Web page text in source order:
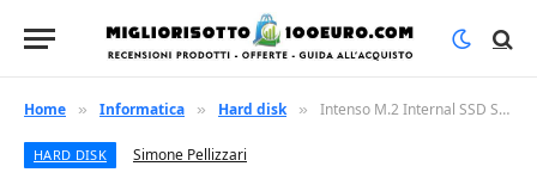
Home » Informatica » Hard disk » Intenso M.2 Internal SSD SATA III Top 1TB 520 M
HARD DISK Simone Pellizzari